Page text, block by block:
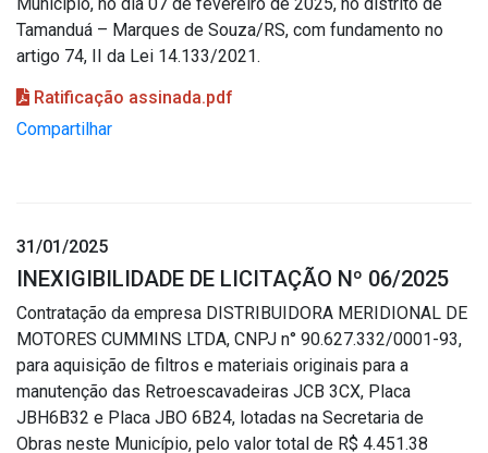
Tamanduá – Marques de Souza/RS, com fundamento no
artigo 74, II da Lei 14.133/2021.
Ratificação assinada.pdf
Compartilhar
31/01/2025
INEXIGIBILIDADE DE LICITAÇÃO Nº 06/2025
Contratação da empresa DISTRIBUIDORA MERIDIONAL DE
MOTORES CUMMINS LTDA, CNPJ n° 90.627.332/0001-93,
para aquisição de filtros e materiais originais para a
manutenção das Retroescavadeiras JCB 3CX, Placa
JBH6B32 e Placa JBO 6B24, lotadas na Secretaria de
Obras neste Município, pelo valor total de R$ 4.451.38